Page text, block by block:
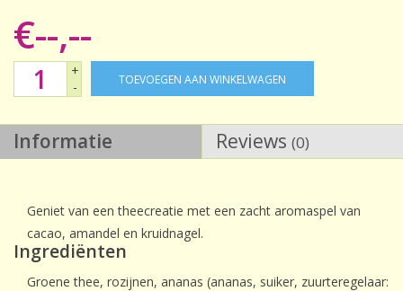
€--,--
+
-
TOEVOEGEN AAN WINKELWAGEN
Informatie Reviews (0)
Geniet van een theecreatie met een zacht aromaspel van
cacao, amandel en kruidnagel.
Ingrediënten
Groene thee, rozijnen, ananas (ananas, suiker, zuurteregelaar: